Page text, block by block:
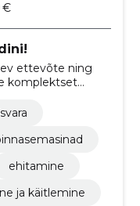
€
ettevõte ning
komplektset
ehitamine
lammutusjäätmete purustamine ja käitlemine